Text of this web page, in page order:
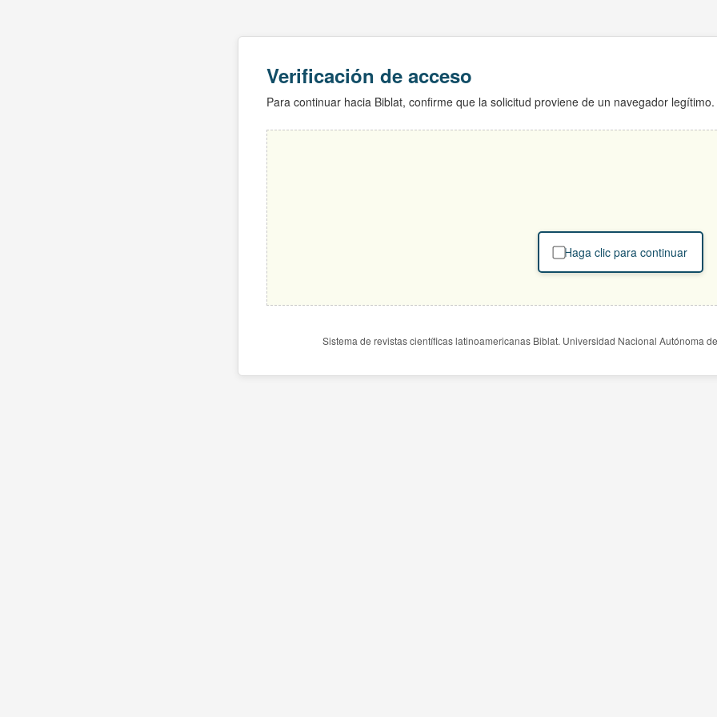
Verificación de acceso
Para continuar hacia Biblat, confirme que la solicitud proviene de un navegador legítimo.
Haga clic para continuar
Sistema de revistas científicas latinoamericanas Biblat. Universidad Nacional Autónoma